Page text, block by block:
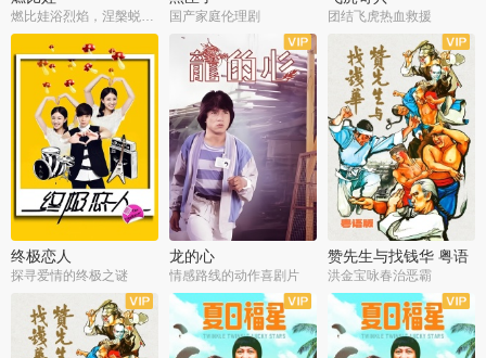
燃比娃浴烈焰，涅槃蜕变成人 国产家庭伦理剧 团结飞虎热血救援
终极恋人
探寻爱情的终极之谜
龙的心
情感路线的动作喜剧片
赞先生与找钱华 粤语
版
洪金宝咏春治恶霸